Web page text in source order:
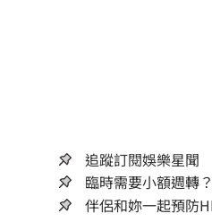
追蹤訂閱娛樂星聞
臨時需要小額週轉
伴侶和妳一起預防